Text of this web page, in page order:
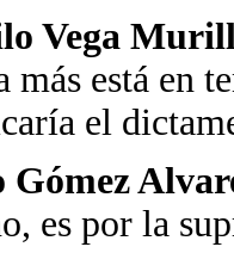
Vega
más está en
el
es por la